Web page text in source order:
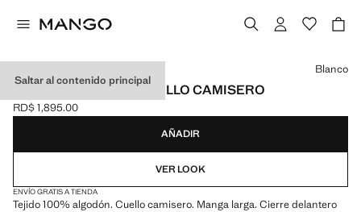
Saltar al contenido principal
CAMISA ALGODÓN CUELLO CAMISERO
Precio actual [RD$ 1,895.00 ]
RD$ 1,895.00
Selecciona un color
Blanco
AÑADIR
VER LOOK
ENVÍO GRATIS A TIENDA
Tejido 100% algodón. Cuello camisero. Manga larga. Cierre delantero